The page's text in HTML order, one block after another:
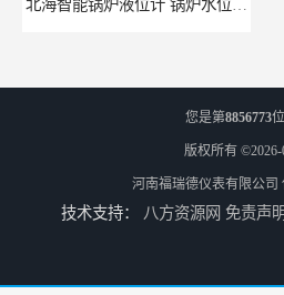
北海智能锅炉液位计 锅炉水位计厂商 自动适应自动校准
FMP43 润滑油雷达液位计 能够提供定制服务
您是第8856773
版权所有 ©2026-
河南福瑞德仪表有限公司
技术支持： 八方资源网 免责声